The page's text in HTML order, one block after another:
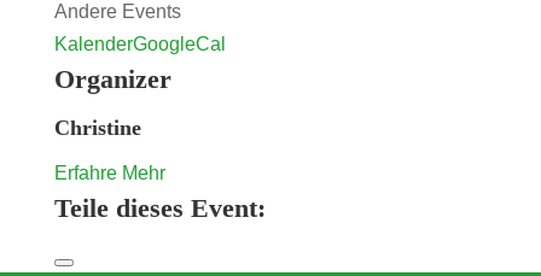
Andere Events
KalenderGoogleCal
Organizer
Christine
Erfahre Mehr
Teile dieses Event: